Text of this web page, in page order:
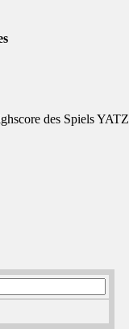
des Spiels